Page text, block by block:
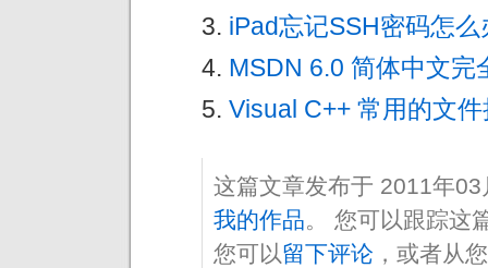
iPad忘记SSH密码怎么
MSDN 6.0 简体中文完
Visual C++ 常用的文
这篇文章发布于 2011年
我的作品。 您可以跟踪这
您可以留下评论 ，或者从